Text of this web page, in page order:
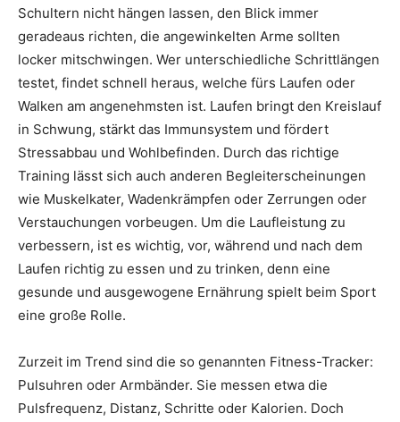
Schultern nicht hängen lassen, den Blick immer
geradeaus richten, die angewinkelten Arme sollten
locker mitschwingen. Wer unterschiedliche Schrittlängen
testet, findet schnell heraus, welche fürs Laufen oder
Walken am angenehmsten ist. Laufen bringt den Kreislauf
in Schwung, stärkt das Immunsystem und fördert
Stressabbau und Wohlbefinden. Durch das richtige
Training lässt sich auch anderen Begleiterscheinungen
wie Muskelkater, Wadenkrämpfen oder Zerrungen oder
Verstauchungen vorbeugen. Um die Laufleistung zu
verbessern, ist es wichtig, vor, während und nach dem
Laufen richtig zu essen und zu trinken, denn eine
gesunde und ausgewogene Ernährung spielt beim Sport
eine große Rolle.
Zurzeit im Trend sind die so genannten Fitness-Tracker:
Pulsuhren oder Armbänder. Sie messen etwa die
Pulsfrequenz, Distanz, Schritte oder Kalorien. Doch